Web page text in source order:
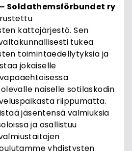
Soldathemsförbundet ry
kattojärjestö. Sen
tukea
toimintaedellytyksiä ja
jokaiselle
naiselle sotilaskodin
riippumatta.
jäsentensä valmiuksia
ja osallistuu
yhdistysten